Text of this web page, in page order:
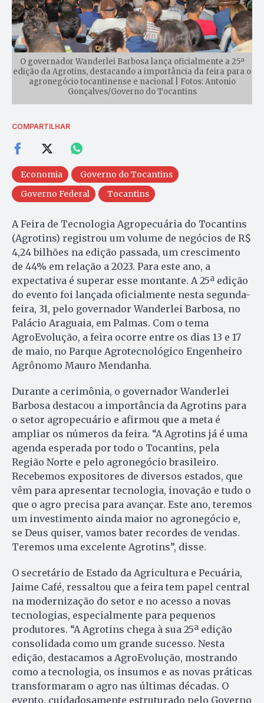
O governador Wanderlei Barbosa lança oficialmente a 25ª
edição da Agrotins, destacando a importância da feira para o
agronegócio tocantinense e nacional | Fotos: Antonio
Gonçalves/Governo do Tocantins
COMPARTILHAR
Economia
Governo do Tocantins
Governo Federal
Tocantins
A Feira de Tecnologia Agropecuária do Tocantins
(Agrotins) registrou um volume de negócios de R$
4,24 bilhões na edição passada, um crescimento
de 44% em relação a 2023. Para este ano, a
expectativa é superar esse montante. A 25ª edição
do evento foi lançada oficialmente nesta segunda-
feira, 31, pelo governador Wanderlei Barbosa, no
Palácio Araguaia, em Palmas. Com o tema
AgroEvolução, a feira ocorre entre os dias 13 e 17
de maio, no Parque Agrotecnológico Engenheiro
Agrônomo Mauro Mendanha.
Durante a cerimônia, o governador Wanderlei
Barbosa destacou a importância da Agrotins para
o setor agropecuário e afirmou que a meta é
ampliar os números da feira. “A Agrotins já é uma
agenda esperada por todo o Tocantins, pela
Região Norte e pelo agronegócio brasileiro.
Recebemos expositores de diversos estados, que
vêm para apresentar tecnologia, inovação e tudo o
que o agro precisa para avançar. Este ano, teremos
um investimento ainda maior no agronegócio e,
se Deus quiser, vamos bater recordes de vendas.
Teremos uma excelente Agrotins”, disse.
O secretário de Estado da Agricultura e Pecuária,
Jaime Café, ressaltou que a feira tem papel central
na modernização do setor e no acesso a novas
tecnologias, especialmente para pequenos
produtores. “A Agrotins chega à sua 25ª edição
consolidada como um grande sucesso. Nesta
edição, destacamos a AgroEvolução, mostrando
como a tecnologia, os insumos e as novas práticas
transformaram o agro nas últimas décadas. O
evento, cuidadosamente estruturado pelo Governo